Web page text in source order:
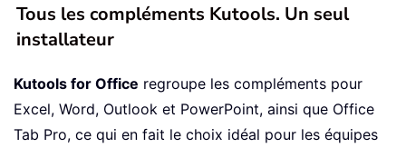
Tous les compléments Kutools. Un seul
installateur
Kutools for Office regroupe les compléments pour
Excel, Word, Outlook et PowerPoint, ainsi que Office
Tab Pro, ce qui en fait le choix idéal pour les équipes